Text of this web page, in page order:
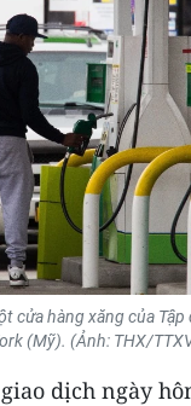
NGHỆ
cửa hàng xăng của Tập
(Mỹ). (Ảnh: THX/
dịch ngày